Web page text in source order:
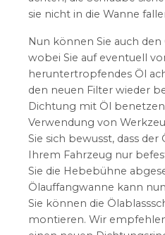
sie nicht in die Wanne
Nun können Sie auch
wobei Sie auf eventuell
heruntertropfendes Öl
den neuen Filter wieder
Dichtung mit Öl
Verwendung von
Sie sich bewusst, dass
Ihrem Fahrzeug nur
Sie die Hebebühne
Ölauffangwanne kann
Sie können die
montieren. Wir